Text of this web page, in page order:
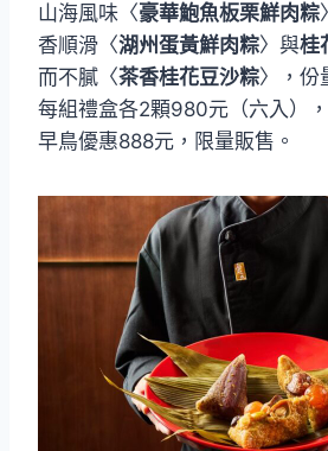
山海風味〈豪華鮑魚板栗鮮肉粽
香順滑〈湖州蛋黃鮮肉粽〉與桂
而不膩〈茶香桂花豆沙粽〉，份
每組禮盒各2顆980元（六入）
早鳥優惠888元，限量販售。